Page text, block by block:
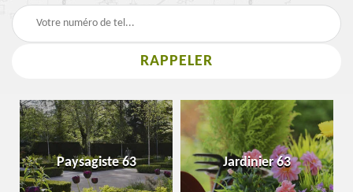
Paysagiste 63 Jardinier 63